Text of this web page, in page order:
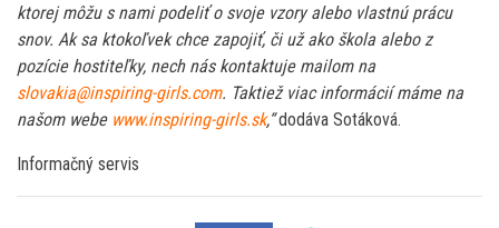
ktorej môžu s nami podeliť o svoje vzory alebo vlastnú prácu
snov. Ak sa ktokoľvek chce zapojiť, či už ako škola alebo z
pozície hostiteľky, nech nás kontaktuje mailom na
slovakia@inspiring-girls.com. Taktiež viac informácií máme na
našom webe www.inspiring-girls.sk,“dodáva Sotáková.
Informačný servis